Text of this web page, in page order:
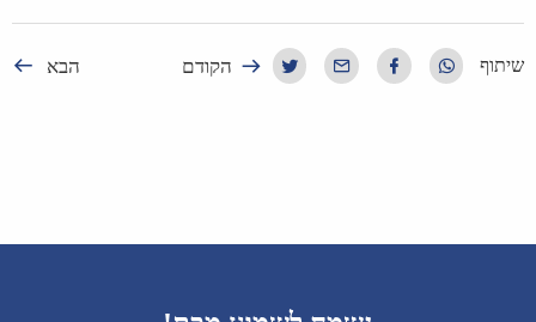
שיתוף הקודם הבא